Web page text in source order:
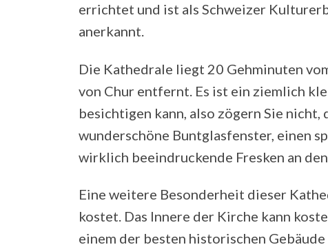
errichtet und ist als Schweizer
anerkannt.
Die Kathedrale liegt 20 Gehminuten
von Chur entfernt. Es ist ein ziemlich
besichtigen kann, also zögern Sie
wunderschöne Buntglasfenster, einen
wirklich beeindruckende Fresken an den
Eine weitere Besonderheit dieser
kostet. Das Innere der Kirche kann
einem der besten historischen